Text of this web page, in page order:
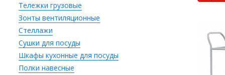
Тележки грузовые
Зонты вентиляционные
Стеллажи
Сушки для посуды
Шкафы кухонные для посуды
Полки навесные